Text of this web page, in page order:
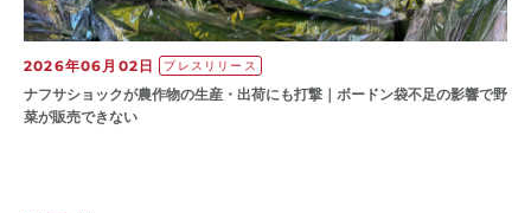
2026年06月02日 プレスリリース
ナフサショックが農作物の⽣産・出荷にも打撃｜ボードン袋不⾜の影響で野
菜が販売できない